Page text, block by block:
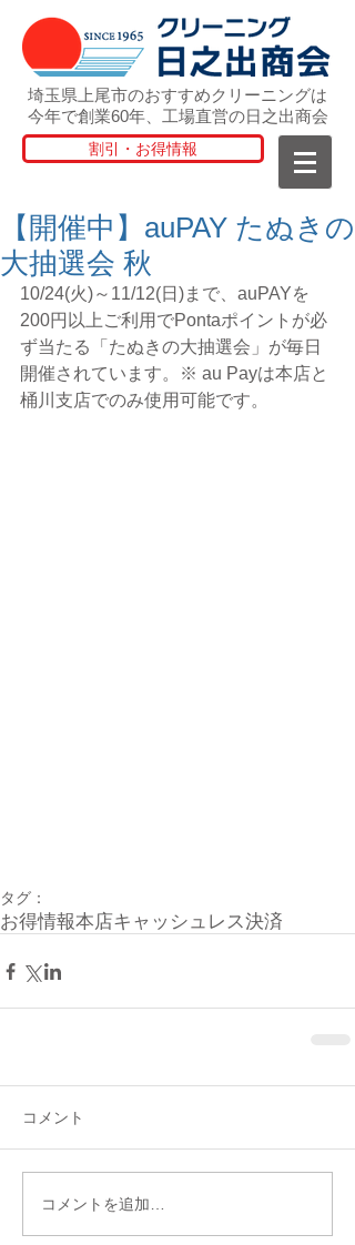
埼玉県上尾市のおすすめクリーニングは
今年で創業60年、工場直営の日之出商会
割引・お得情報
【開催中】auPAY たぬきの
大抽選会 秋
10/24(火)～11/12(日)まで、auPAYを
200円以上ご利用でPontaポイントが必
ず当たる「たぬきの大抽選会」が毎日
開催されています。※ au Payは本店と
桶川支店でのみ使用可能です。
タグ：
お得情報本店キャッシュレス決済
コメント
コメントを追加…